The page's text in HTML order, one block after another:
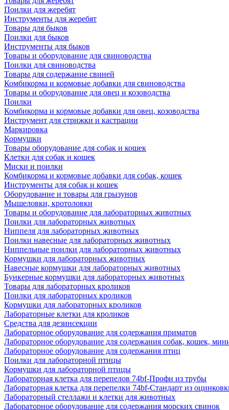
Поилки для жеребят
Инструменты для жеребят
Товары для быков
Поилки для быков
Инструменты для быков
Товары и оборудование для свиноводства
Поилки для свиноводства
Товары для содержание свиней
Комбикорма и кормовые добавки для свиноводства
Товары и оборудование для овец и козоводства
Поилки
Комбикорма и кормовые добавки для овец, козоводства
Инструмент для стрижки и кастрации
Маркировка
Кормушки
Товары оборудование для собак и кошек
Клетки для собак и кошек
Миски и поилки
Комбикорма и кормовые добавки для собак, кошек
Инструменты для собак и кошек
Оборудование и товары для грызунов
Мышеловки, кротоловки
Товары и оборудование для лабораторных животных
Поилки для лабораторных животных
Ниппеля для лабораторных животных
Поилки навесные для лабораторных животных
Ниппельные поилки для лабораторных животных
Кормушки для лабораторных животных
Навесные кормушки для лабораторных животных
Бункерные кормушки для лабораторных животных
Товары для лабораторных кроликов
Поилки для лабораторных кроликов
Кормушки для лабораторных кроликов
Лабораторные клетки для кроликов
Средства для дезинсекции
Лабораторное оборудование для содержания приматов
Лабораторное оборудование для содержания собак, кошек,
Лабораторное оборудование для содержания птиц
Поилки для лабораторной птицы
Кормушки для лабораторной птицы
Лабораторная клетка для перепелов 74bf-Профи из трубы
Лабораторная клетка для перепелки 74bf-Стандарт из
Лабораторный стеллажи и клетки для животных
Лабораторное оборудование для содержания морских свинок